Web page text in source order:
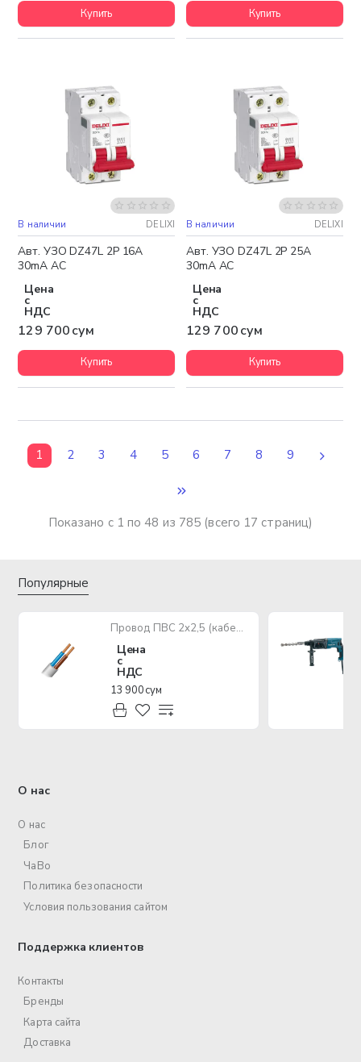
Купить Купить
В наличии DELIXI
Авт. УЗО DZ47L 2P 16A
30mA AC
Цена
с
НДС
129 700 сум
Купить
В наличии DELIXI
Авт. УЗО DZ47L 2P 25A
30mA AC
Цена
с
НДС
129 700 сум
Купить
1 2 3 4 5 6 7 8 9
Показано с 1 по 48 из 785 (всего 17 страниц)
Популярные
Провод ПВС 2х2,5 (кабель медный многожильный)
Цена
с
НДС
13 900 сум
О нас
О нас
Блог
ЧаВо
Политика безопасности
Условия пользования сайтом
Поддержка клиентов
Контакты
Бренды
Карта сайта
Доставка